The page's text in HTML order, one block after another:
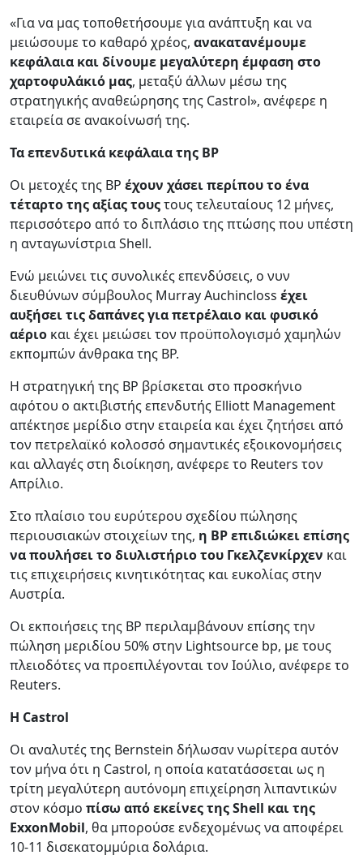
«Για να μας τοποθετήσουμε για ανάπτυξη και να
μειώσουμε το καθαρό χρέος, ανακατανέμουμε
κεφάλαια και δίνουμε μεγαλύτερη έμφαση στο
χαρτοφυλάκιό μας, μεταξύ άλλων μέσω της
στρατηγικής αναθεώρησης της Castrol», ανέφερε η
εταιρεία σε ανακοίνωσή της.
Τα επενδυτικά κεφάλαια της BP
Οι μετοχές της BP έχουν χάσει περίπου το ένα
τέταρτο της αξίας τουςτους τελευταίους 12 μήνες,
περισσότερο από το διπλάσιο της πτώσης που υπέστη
η ανταγωνίστρια Shell.
Ενώ μειώνει τις συνολικές επενδύσεις, ο νυν
διευθύνων σύμβουλος Murray Auchincloss έχει
αυξήσει τις δαπάνες για πετρέλαιο και φυσικό
αέριο και έχει μειώσει τον προϋπολογισμό χαμηλών
εκπομπών άνθρακα της BP.
Η στρατηγική της BP βρίσκεται στο προσκήνιο
αφότου ο ακτιβιστής επενδυτής Elliott Management
απέκτησε μερίδιο στην εταιρεία και έχει ζητήσει από
τον πετρελαϊκό κολοσσό σημαντικές εξοικονομήσεις
και αλλαγές στη διοίκηση, ανέφερε το Reuters τον
Απρίλιο.
Στο πλαίσιο του ευρύτερου σχεδίου πώλησης
περιουσιακών στοιχείων της, η BP επιδιώκει επίσης
να πουλήσει το διυλιστήριο του Γκελζενκίρχεν και
τις επιχειρήσεις κινητικότητας και ευκολίας στην
Αυστρία.
Οι εκποιήσεις της BP περιλαμβάνουν επίσης την
πώληση μεριδίου 50% στην Lightsource bp, με τους
πλειοδότες να προεπιλέγονται τον Ιούλιο, ανέφερε το
Reuters.
Η Castrol
Οι αναλυτές της Bernstein δήλωσαν νωρίτερα αυτόν
τον μήνα ότι η Castrol, η οποία κατατάσσεται ως η
τρίτη μεγαλύτερη αυτόνομη επιχείρηση λιπαντικών
στον κόσμο πίσω από εκείνες της Shell και της
ExxonMobil, θα μπορούσε ενδεχομένως να αποφέρει
10-11 δισεκατομμύρια δολάρια.